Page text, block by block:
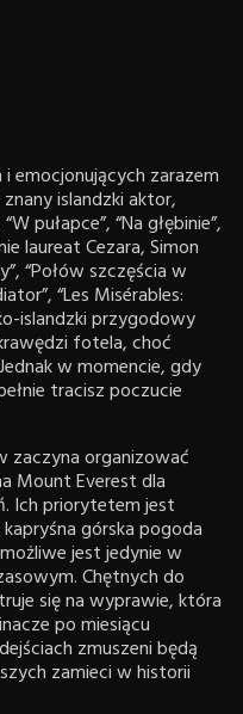
emocjonujących zarazem
islandzki aktor,
pułapce”, “Na głębinie”,
laureat Cezara, Simon
“Połów szczęścia w
“Les Misérables:
islandzki przygodowy
fotela, choć
w momencie, gdy
tracisz poczucie
zaczyna organizować
Mount Everest dla
Ich priorytetem jest
górska pogoda
jest jedynie w
Chętnych do
się na wyprawie, która
po miesiącu
zmuszeni będą
zamieci w historii